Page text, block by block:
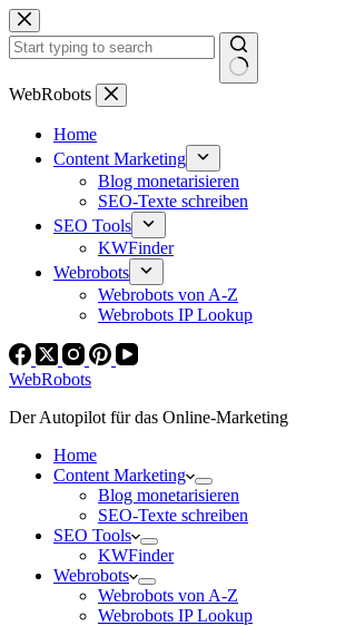
Zum
Inhalt
springen
Keine
WebRobots
Home
Content Marketing
Blog monetarisieren
SEO-Texte schreiben
SEO Tools
KWFinder
Webrobots
Webrobots von A-Z
Webrobots IP Lookup
WebRobots
Der Autopilot für das Online-Marketing
Home
Content Marketing
Blog monetarisieren
SEO-Texte schreiben
SEO Tools
KWFinder
Webrobots
Webrobots von A-Z
Webrobots IP Lookup